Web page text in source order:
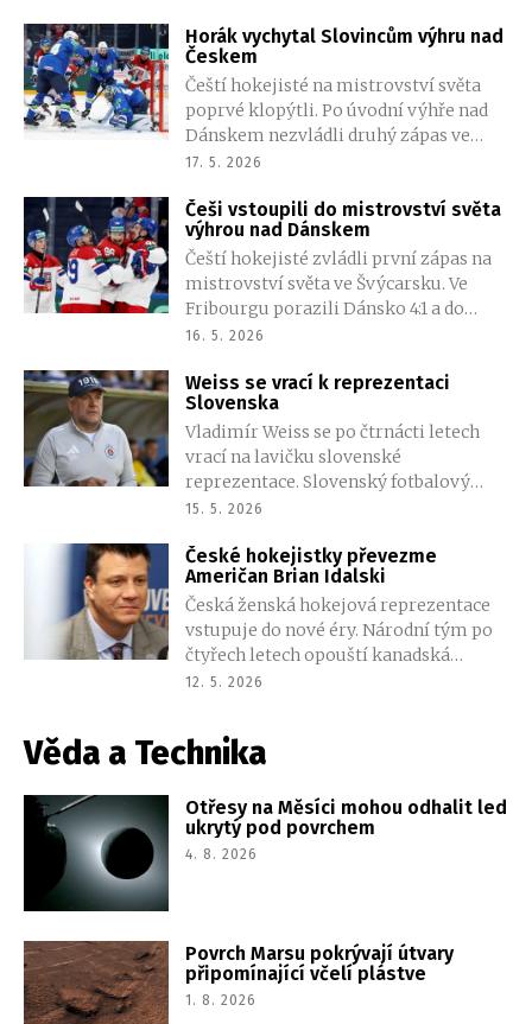
udeřil a potvrdil druhé místo v tabulce.
Liberec zakončí sezonu na šesté příčce.
Horák vychytal Slovincům výhru nad
Českem
Čeští hokejisté na mistrovství světa
poprvé klopýtli. Po úvodní výhře nad
Dánskem nezvládli druhý zápas ve
Fribourgu a se Slovinskem prohráli 2:3
historicky první vítězství nad českým
týmem, hlavní postavou večera byl
brankář Lukáš Horák.
17. 5. 2026
Češi vstoupili do mistrovství světa
výhrou nad Dánskem
Čeští hokejisté zvládli první zápas na
mistrovství světa ve Švýcarsku. Ve
Fribourgu porazili Dánsko 4:1 a do
turnaje vstoupili bez větších
Dominik Kubalík, Daniel Voženílek,
Roman Červenka a Matěj Blümel, v
brance si první start na velké
mezinárodní akci připsal Josef
Kořenář.
16. 5. 2026
Weiss se vrací k reprezentaci
Slovenska
Vladimír Weiss se po čtrnácti letech
vrací na lavičku slovenské
reprezentace. Slovenský fotbalový
svaz ho vybral jako nástupce
neúspěšné baráži o mistrovství světa
skončila smlouva. Zkušený trenér
podepsal kontrakt do listopadu 2027 a
tým povede už v červnových
přípravných zápasech proti Maltě a
Černé Hoře.
15. 5. 2026
České hokejistky převezme
Američan Brian Idalski
Česká ženská hokejová reprezentace
vstupuje do nové éry. Národní tým po
čtyřech letech opouští kanadská
trenérka Carla MacLeod a její místo
rozhodnutí výkonného výboru. Idalski
profesionální ženské soutěži PWHL.
12. 5. 2026
Věda a Technika
Otřesy na Měsíci mohou odhalit led
ukrytý pod povrchem
4. 8. 2026
Povrch Marsu pokrývají útvary
připomínající včelí plástve
1. 8. 2026